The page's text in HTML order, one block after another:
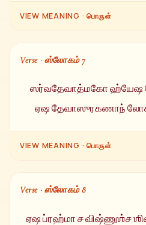
VIEW MEANING · பொருள்
அசுரர்களாலும் வணங்கப்படுகின்ற,
வழிபடுக.
Verse · ஸ்லோகம் 7
ஸர்வதேவாத்மகோ ஹ்யேஷ
ஏஷ தேவாஸுரகணாந்
VIEW MEANING · பொருள்
தேஜஸ்வி, தனது கிரணங்களால்
உலகங்களையும் காப்பவர்.
Verse · ஸ்லோகம் 8
ஏஷ ப்ரஹ்மா ச விஷ்ணுஶ்ச